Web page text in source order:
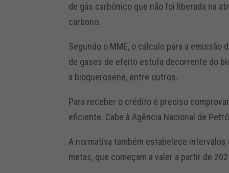
de gás carbônico que não foi liberada na
carbono.
Segundo o MME, o cálculo para a
de gases de efeito estufa decorrente do
a bioquerosene, entre outros.
Para receber o crédito é preciso
eficiente. Cabe à Agência Nacional de
A normativa também estabelece
metas, que começam a valer a partir de